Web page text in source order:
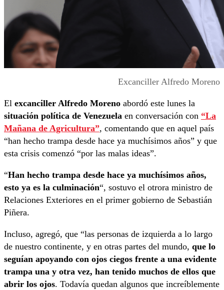
Excanciller Alfredo Moreno
El excanciller Alfredo Moreno abordó este lunes la
situación política de Venezuela en conversación con “La
Mañana de Agricultura”, comentando que en aquel país
“han hecho trampa desde hace ya muchísimos años” y que
esta crisis comenzó “por las malas ideas”.
“Han hecho trampa desde hace ya muchísimos años,
esto ya es la culminación“, sostuvo el otrora ministro de
Relaciones Exteriores en el primer gobierno de Sebastián
Piñera.
Incluso, agregó, que “las personas de izquierda a lo largo
de nuestro continente, y en otras partes del mundo, que lo
seguían apoyando con ojos ciegos frente a una evidente
trampa una y otra vez, han tenido muchos de ellos que
abrir los ojos. Todavía quedan algunos que increíblemente